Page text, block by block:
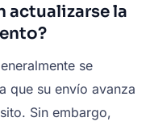
actualizarse la
se
que su envío avanza
Sin embargo,